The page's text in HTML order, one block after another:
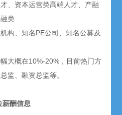
、资本运营类高端人才、产融
类
构、知名PE公司、知名公募及
大概在10%-20%，目前热门方
监、融资总监等。
薪酬信息